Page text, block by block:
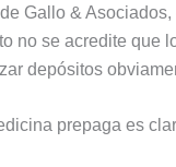
Gallo &
no se acredite que
depósitos
prepaga es